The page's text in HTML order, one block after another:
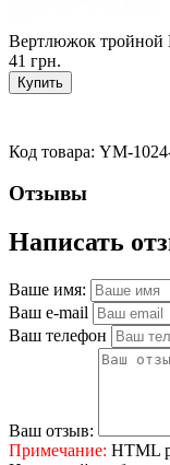
Вертлюжок тройной
41 грн.
Купить
Код товара: YM-
Отзывы
Написать
Ваше имя:
Ваш e-mail
Ваш телефон
Ваш отзыв:
Примечание: HTML